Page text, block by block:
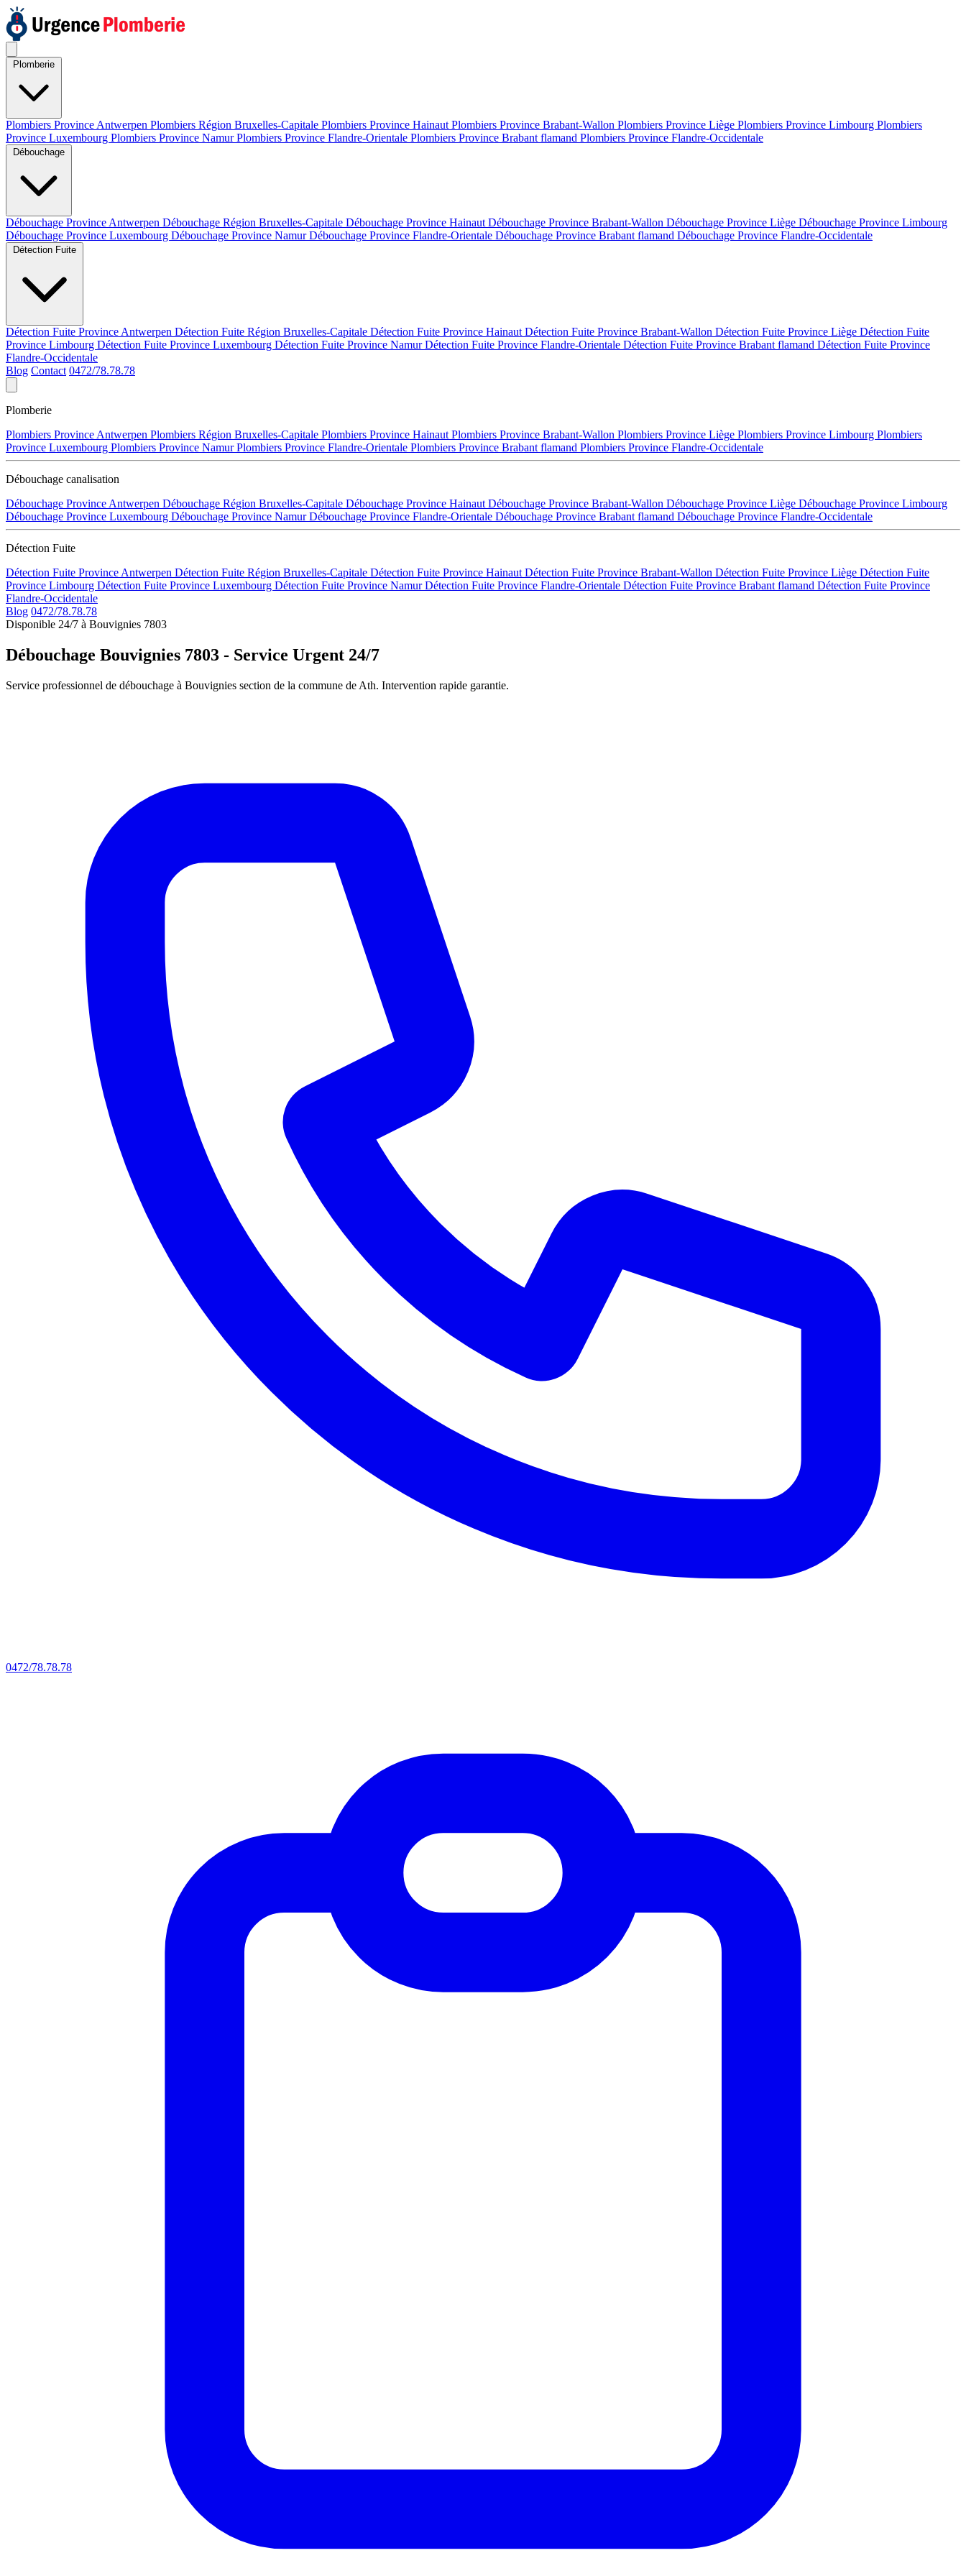
Plombiers Province Antwerpen Plombiers Région Bruxelles-Capitale Plombiers Province Hainaut Plombiers Province Brabant-Wallon Plombiers Province Liège Plombiers Province Limbourg Plombiers
Province Luxembourg Plombiers Province NamurPlombiers Province Flandre-Orientale Plombiers Province Brabant flamand Plombiers Province Flandre-Occidentale
Débouchage Province Antwerpen Débouchage Région Bruxelles-Capitale Débouchage Province Hainaut Débouchage Province Brabant-Wallon Débouchage Province Liège Débouchage Province Limbourg
Débouchage Province Luxembourg Débouchage Province NamurDébouchage Province Flandre-Orientale Débouchage Province Brabant flamand Débouchage Province Flandre-Occidentale
Détection Fuite Province Antwerpen Détection Fuite Région Bruxelles-Capitale Détection Fuite Province Hainaut Détection Fuite Province Brabant-Wallon Détection Fuite Province Liège Détection Fuite
Province Limbourg Détection Fuite Province Luxembourg Détection Fuite Province NamurDétection Fuite Province Flandre-Orientale Détection Fuite Province Brabant flamand Détection Fuite Province
Flandre-Occidentale
Blog Contact 0472/78.78.78
Plomberie
Plombiers Province Antwerpen Plombiers Région Bruxelles-Capitale Plombiers Province Hainaut Plombiers Province Brabant-Wallon Plombiers Province Liège Plombiers Province Limbourg Plombiers
Province Luxembourg Plombiers Province NamurPlombiers Province Flandre-Orientale Plombiers Province Brabant flamand Plombiers Province Flandre-Occidentale
Débouchage canalisation
Débouchage Province Antwerpen Débouchage Région Bruxelles-Capitale Débouchage Province Hainaut Débouchage Province Brabant-Wallon Débouchage Province Liège Débouchage Province Limbourg
Débouchage Province Luxembourg Débouchage Province NamurDébouchage Province Flandre-Orientale Débouchage Province Brabant flamand Débouchage Province Flandre-Occidentale
Détection Fuite
Détection Fuite Province Antwerpen Détection Fuite Région Bruxelles-Capitale Détection Fuite Province Hainaut Détection Fuite Province Brabant-Wallon Détection Fuite Province Liège Détection Fuite
Province Limbourg Détection Fuite Province Luxembourg Détection Fuite Province NamurDétection Fuite Province Flandre-Orientale Détection Fuite Province Brabant flamand Détection Fuite Province
Flandre-Occidentale
Blog 0472/78.78.78
Disponible 24/7 à Bouvignies 7803
Débouchage Bouvignies 7803 - Service Urgent 24/7
Service professionnel de débouchage à Bouvignies section de la commune de Ath. Intervention rapide garantie.
0472/78.78.78